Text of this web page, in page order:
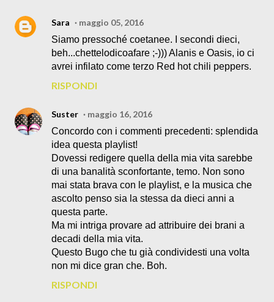
Sara
maggio 05, 2016
Siamo pressoché coetanee. I secondi dieci,
beh...chettelodicoafare ;-))) Alanis e Oasis, io ci
avrei infilato come terzo Red hot chili peppers.
RISPONDI
Suster
maggio 16, 2016
Concordo con i commenti precedenti: splendida
idea questa playlist!
Dovessi redigere quella della mia vita sarebbe
di una banalità sconfortante, temo. Non sono
mai stata brava con le playlist, e la musica che
ascolto penso sia la stessa da dieci anni a
questa parte.
Ma mi intriga provare ad attribuire dei brani a
decadi della mia vita.
Questo Bugo che tu già condividesti una volta
non mi dice gran che. Boh.
RISPONDI